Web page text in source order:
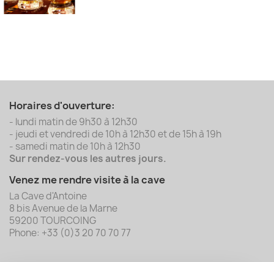
Horaires d'ouverture:
- lundi matin de 9h30 à 12h30
- jeudi et vendredi de 10h à 12h30 et de 15h à 19h
- samedi matin de 10h à 12h30
Sur rendez-vous les autres jours.
Venez me rendre visite à la cave
La Cave d'Antoine
8 bis Avenue de la Marne
59200 TOURCOING
Phone: +33 (0)3 20 70 70 77